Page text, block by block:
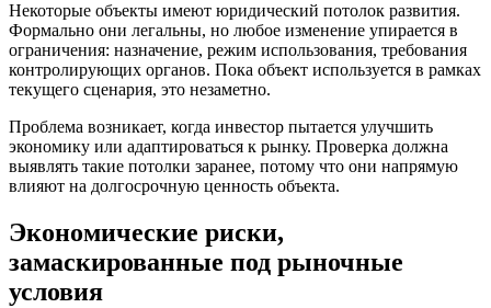
Некоторые объекты имеют юридический потолок развития.
Формально они легальны, но любое изменение упирается в
ограничения: назначение, режим использования, требования
контролирующих органов. Пока объект используется в рамках
текущего сценария, это незаметно.
Проблема возникает, когда инвестор пытается улучшить
экономику или адаптироваться к рынку. Проверка должна
выявлять такие потолки заранее, потому что они напрямую
влияют на долгосрочную ценность объекта.
Экономические риски,
замаскированные под рыночные
условия